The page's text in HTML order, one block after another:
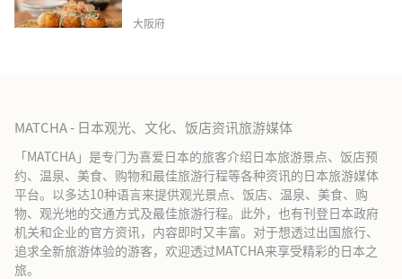
大阪府
MATCHA - 日本观光、文化、饭店资讯旅游媒体
「MATCHA」是专门为喜爱日本的旅客介绍日本旅游景点、饭店预
约、温泉、美食、购物和最佳旅游行程等各种资讯的日本旅游媒体
平台。以多达10种语言来提供观光景点、饭店、温泉、美食、购
物、观光地的交通方式及最佳旅游行程。此外，也有刊登日本政府
机关和企业的官方资讯，内容即时又丰富。对于想透过出国旅行、
追求全新旅游体验的游客，欢迎透过MATCHA来享受精彩的日本之
旅。